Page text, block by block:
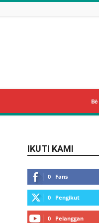
IKUTI KAMI
0 Fans
0 Pengikut
0 Pelanggan